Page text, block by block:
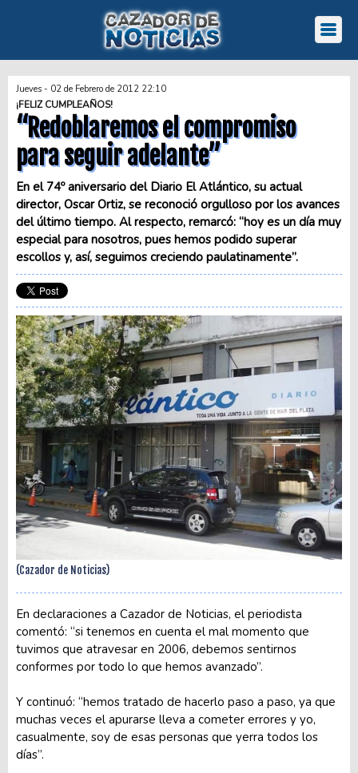
Jueves - 02 de Febrero de 2012 22:10
¡FELIZ CUMPLEAÑOS!
“Redoblaremos el compromiso
para seguir adelante”
En el 74º aniversario del Diario El Atlántico, su actual
director, Oscar Ortiz, se reconoció orgulloso por los avances
del último tiempo. Al respecto, remarcó: “hoy es un día muy
especial para nosotros, pues hemos podido superar
escollos y, así, seguimos creciendo paulatinamente”.
(Cazador de Noticias)
En declaraciones a Cazador de Noticias, el periodista
comentó: “si tenemos en cuenta el mal momento que
tuvimos que atravesar en 2006, debemos sentirnos
conformes por todo lo que hemos avanzado”.
Y continuó: “hemos tratado de hacerlo paso a paso, ya que
muchas veces el apurarse lleva a cometer errores y yo,
casualmente, soy de esas personas que yerra todos los
días”.